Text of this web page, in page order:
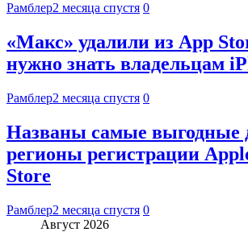
Рамблер2 месяца спустя 0
«Макс» удалили из App
нужно знать владельцам
Рамблер2 месяца спустя 0
Названы самые выгодные
регионы регистрации
Store
Рамблер2 месяца спустя 0
Август 2026